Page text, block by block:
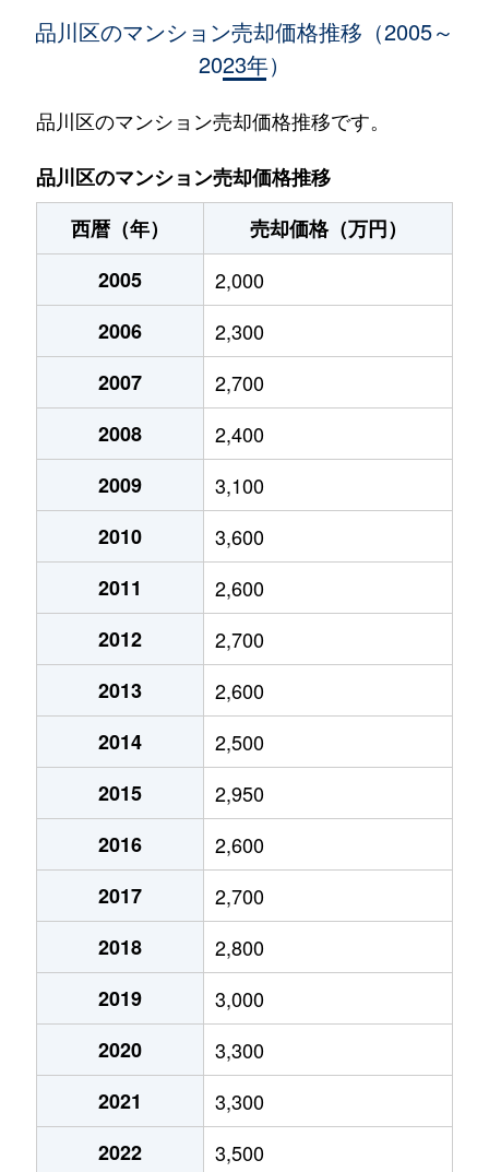
2,500万円 武蔵小山
荏原
2,300万円 武蔵小山
荏原
3,200万円 武蔵小山
大井
6,800万円 大井町
2,400万円
2,800万円
3,500万円
9,800万円
4,500万円
9,100万円
2,300万円
2,700万円
4,800万円
2,600万円
10,000万円
6,000万円
4,500万円
6,000万円
5,500万円
6,500万円
8,300万円
2,100万円
品川区のマンション売却価格推移（2005～
2023年）
品川区のマンション売却価格推移です。
品川区のマンション売却価格推移
西暦（年）
売却価格（万円）
2005
2,000
2006
2,300
2007
2,700
2008
2,400
2009
3,100
2010
3,600
2011
2,600
2012
2,700
2013
2,600
2014
2,500
2015
2,950
2016
2,600
2017
2,700
2018
2,800
2019
3,000
2020
3,300
2021
3,300
2022
3,500